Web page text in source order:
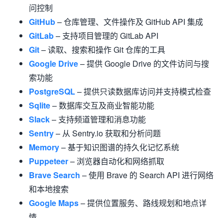
问控制
GitHub– 仓库管理、文件操作及 GitHub API 集成
GitLab– 支持项目管理的 GitLab API
Git– 读取、搜索和操作 Git 仓库的工具
Google Drive– 提供 Google Drive 的文件访问与搜
索功能
PostgreSQL– 提供只读数据库访问并支持模式检查
Sqlite– 数据库交互及商业智能功能
Slack– 支持频道管理和消息功能
Sentry– 从 Sentry.io 获取和分析问题
Memory– 基于知识图谱的持久化记忆系统
Puppeteer– 浏览器自动化和网络抓取
Brave Search – 使用 Brave 的 Search API 进行网络
和本地搜索
Google Maps– 提供位置服务、路线规划和地点详